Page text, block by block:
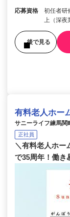
応募資格
初任者研
上（深夜
後で見る
有料老人ホー
サニーライフ練馬関
正社員
＼有料老人ホー
で35周年！働き